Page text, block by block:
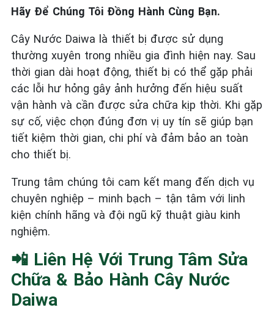
Hãy Để Chúng Tôi Đồng Hành Cùng Bạn.
Cây Nước Daiwa là thiết bị được sử dụng
thường xuyên trong nhiều gia đình hiện nay. Sau
thời gian dài hoạt động, thiết bị có thể gặp phải
các lỗi hư hỏng gây ảnh hưởng đến hiệu suất
vận hành và cần được sửa chữa kịp thời. Khi gặp
sự cố, việc chọn đúng đơn vị uy tín sẽ giúp bạn
tiết kiệm thời gian, chi phí và đảm bảo an toàn
cho thiết bị.
Trung tâm chúng tôi cam kết mang đến dịch vụ
chuyên nghiệp – minh bạch – tận tâm với linh
kiện chính hãng và đội ngũ kỹ thuật giàu kinh
nghiệm.
📲 Liên Hệ Với Trung Tâm Sửa
Chữa & Bảo Hành Cây Nước
Daiwa